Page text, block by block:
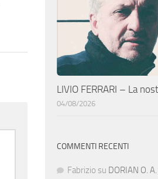
LIVIO FERRARI – La
04/08/2026
COMMENTI RECENTI
Fabrizio su DORIAN O.